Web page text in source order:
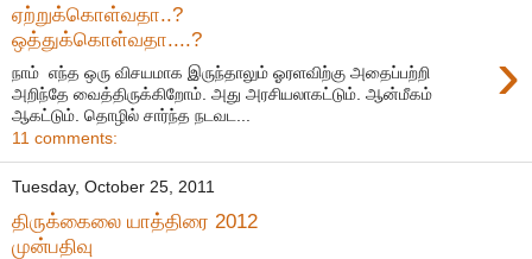
ஏற்றுக்கொள்வதா..?
ஒத்துக்கொள்வதா....?
›
நாம் எந்த ஒரு விசயமாக இருந்தாலும் ஓரளவிற்கு அதைப்பற்றி
அறிந்தே வைத்திருக்கிறோம். அது அரசியலாகட்டும். ஆன்மீகம்
ஆகட்டும். தொழில் சார்ந்த நடவட...
11 comments:
Tuesday, October 25, 2011
திருக்கைலை யாத்திரை 2012
முன்பதிவு